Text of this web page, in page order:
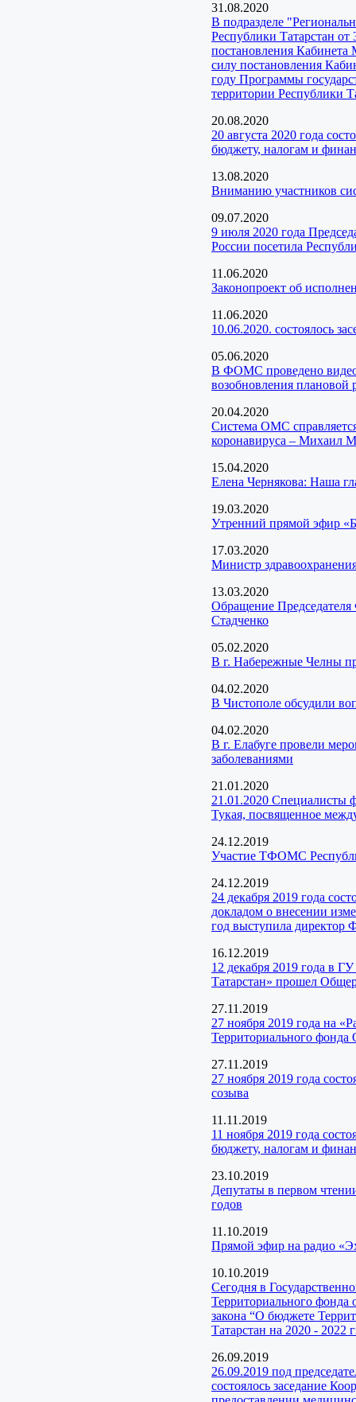
31.08.2020
В подразделе
Республики Татарстан
постановления
силу постановления
году Программы
территории Республики
20.08.2020
20 августа 2020 года
бюджету, налогам и
13.08.2020
Вниманию участников
09.07.2020
9 июля 2020 года
России посетила
11.06.2020
Законопроект об
11.06.2020
10.06.2020. состоялось
05.06.2020
В ФОМС проведено
возобновления плановой
20.04.2020
Система ОМС
коронавируса – Михаил
15.04.2020
Елена Чернякова: Наша
19.03.2020
Утренний прямой эфир
17.03.2020
Министр
13.03.2020
Обращение Председателя
Стадченко
05.02.2020
В г. Набережные Челны
04.02.2020
В Чистополе обсудили
04.02.2020
В г. Елабуге провели
заболеваниями
21.01.2020
21.01.2020 Специалисты
Тукая, посвященное
24.12.2019
Участие ТФОМС
24.12.2019
24 декабря 2019 года
докладом о внесении
год выступила
16.12.2019
12 декабря 2019 года в
Татарстан» прошел
27.11.2019
27 ноября 2019 года на
Территориального
27.11.2019
27 ноября 2019 года
созыва
11.11.2019
11 ноября 2019 года
бюджету, налогам и
23.10.2019
Депутаты в первом
годов
11.10.2019
Прямой эфир на радио
10.10.2019
Сегодня в
Территориального фонда
закона “О бюджете
Татарстан на 2020 - 2022
26.09.2019
26.09.2019 под
состоялось заседание